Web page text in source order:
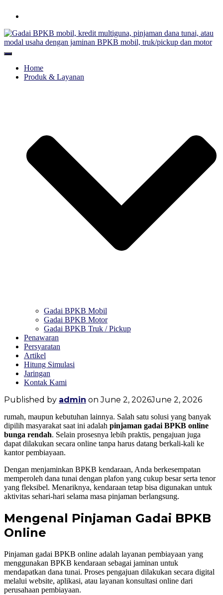
Toggle Navigation
Home
Produk & Layanan
Gadai BPKB Mobil
Gadai BPKB Motor
Gadai BPKB Truk / Pickup
Penawaran
Persyaratan
Artikel
Hitung Simulasi
Jaringan
Kontak Kami
Published by admin onJune 2, 2026June 2, 2026
rumah, maupun kebutuhan lainnya. Salah satu solusi yang banyak
dipilih masyarakat saat ini adalah pinjaman gadai BPKB online
bunga rendah. Selain prosesnya lebih praktis, pengajuan juga
dapat dilakukan secara online tanpa harus datang berkali-kali ke
kantor pembiayaan.
Dengan menjaminkan BPKB kendaraan, Anda berkesempatan
memperoleh dana tunai dengan plafon yang cukup besar serta tenor
yang fleksibel. Menariknya, kendaraan tetap bisa digunakan untuk
aktivitas sehari-hari selama masa pinjaman berlangsung.
Mengenal Pinjaman Gadai BPKB
Online
Pinjaman gadai BPKB online adalah layanan pembiayaan yang
menggunakan BPKB kendaraan sebagai jaminan untuk
mendapatkan dana tunai. Proses pengajuan dilakukan secara digital
melalui website, aplikasi, atau layanan konsultasi online dari
perusahaan pembiayaan.